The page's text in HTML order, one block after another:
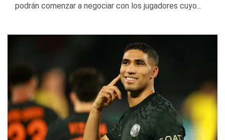
podrán comenzar a negociar con los jugadores cuyo...